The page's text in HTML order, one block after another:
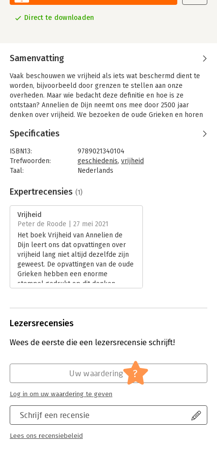
Direct te downloaden
Samenvatting
Vaak beschouwen we vrijheid als iets wat beschermd dient te
worden, bijvoorbeeld door grenzen te stellen aan onze
overheden. Maar wie bedacht deze definitie en hoe is ze
ontstaan? Annelien de Dijn neemt ons mee door 2500 jaar
denken over vrijheid. We bezoeken de oude Grieken en horen
We ontmoeten Plato en Socrates, Cicero en Cato, Dante,
meesterlijke tocht door de geschiedenis stelt De Dijn dat we
onze hedendaagse visie op vrijheid niet te danken hebben aan
de vrijheidsliefhebbers van het tijdperk van de revolutie, maar
een ambitieuze en brutale geschiedenis van wat ons misschien
Specificaties
ISBN13:
9789021340104
Trefwoorden:
geschiedenis, vrijheid
Taal:
Nederlands
Beveiliging:
watermerk
Aantal pagina's:
Uitgever:
Alfabet uitgevers
Verschijningsdatum:
29-3-2021
Hoofdrubriek: Literatuur en romans
Expertrecensies (1)
Vrijheid
Peter de Roode | 27 mei 2021
Het boek Vrijheid van Annelien de
Dijn leert ons dat opvattingen over
vrijheid lang niet altijd dezelfde zijn
geweest. De opvattingen van de oude
Grieken hebben een enorme
stempel gedrukt op dit denken.
Lezersrecensies
Wees de eerste die een lezersrecensie schrijft!
Schrijf een recensie
Lees ons recensiebeleid
Uw waardering ?
Log in om uw waardering te geven